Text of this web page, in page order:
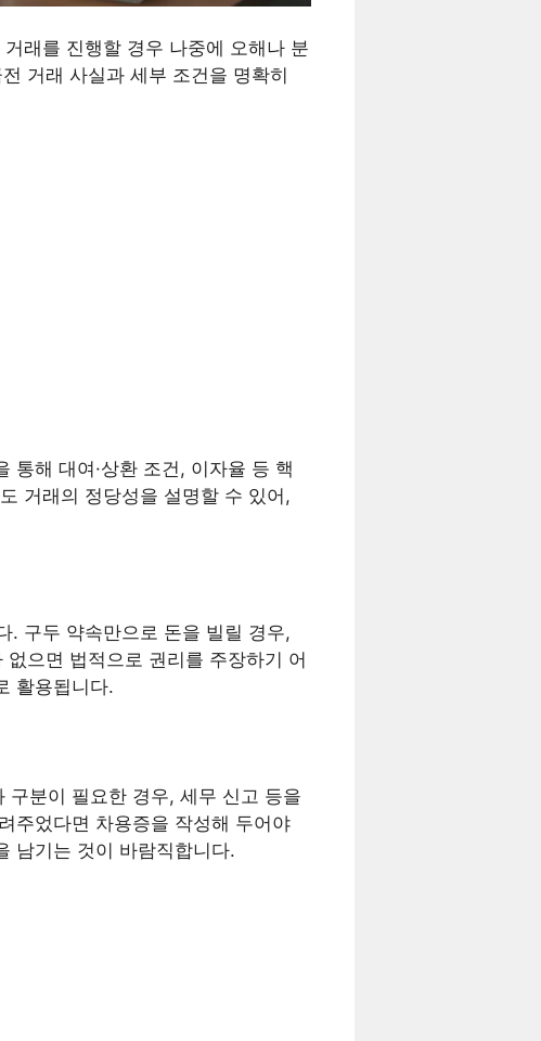
래를 진행할 경우 나중에 오해나 분
거래 사실과 세부 조건을 명확히
통해 대여·상환 조건, 이자율 등 핵
거래의 정당성을 설명할 수 있어,
. 구두 약속만으로 돈을 빌릴 경우,
으면 법적으로 권리를 주장하기 어
활용됩니다.
구분이 필요한 경우, 세무 신고 등을
주었다면 차용증을 작성해 두어야
남기는 것이 바람직합니다.